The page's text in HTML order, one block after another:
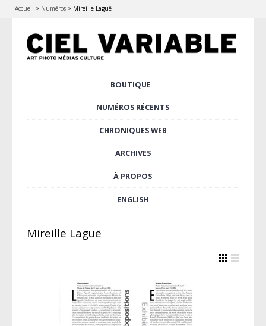
Accueil > Numéros > Mireille Laguë
BOUTIQUE
NUMÉROS RÉCENTS
CHRONIQUES WEB
ARCHIVES
À PROPOS
ENGLISH
Mireille Laguë